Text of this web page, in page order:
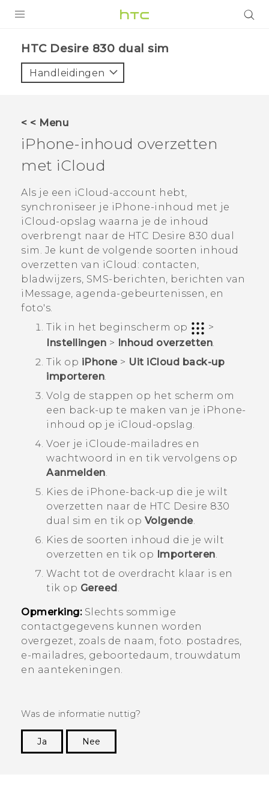
VIVE
AANBIEDINGEN
HTC Club
SUPPORT
HTC-apparaten & -accessoires
VIVERSE
Aanmelden
HTC Desire 830 dual sim‎
Handleidingen
< < Menu
iPhone-inhoud overzetten
met iCloud
Als je een iCloud -account hebt,
synchroniseer je iPhone-inhoud met je
iCloud-opslag waarna je de inhoud
overbrengt naar de HTC Desire 830 dual
sim . Je kunt de volgende soorten inhoud
overzetten van iCloud : contacten,
bladwijzers, SMS-berichten, berichten van
iMessage, agenda-gebeurtenissen, en
foto's.
Tik in het beginscherm op
>
Instellingen > Inhoud overzetten
Tik op iPhone> Uit iCloud back-up
importeren
Volg de stappen op het scherm om
een back-up te maken van je iPhone-
inhoud op je iCloud -opslag.
Voer je iCloude-mailadres en
wachtwoord in en tik vervolgens op
Aanmelden
Kies de iPhone-back-up die je wilt
overzetten naar de HTC Desire 830
dual sim en tik op Volgende.
Kies de soorten inhoud die je wilt
overzetten en tik op Importeren
Wacht tot de overdracht klaar is en
tik op Gereed
Opmerking:Slechts sommige
contactgegevens kunnen worden
overgezet, zoals de naam, foto. postadres,
e-mailadres, geboortedaum, trouwdatum
en aantekeningen.
Was de informatie nuttig?
Ja
Nee